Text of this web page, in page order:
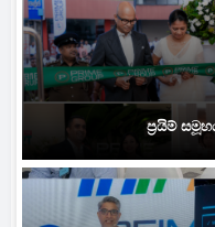
ප්‍රයිම්